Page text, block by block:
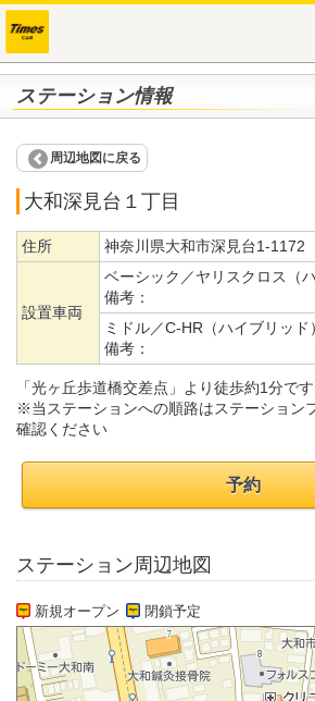
ステーション情報
周辺地図に戻る
大和深見台１丁目
住所 神奈川県大和市深見台1-1172
設置車両
ベーシック／ヤリスクロス（
備考：
ミドル／C-HR（ハイブリッド）
備考：
「光ヶ丘歩道橋交差点」より徒歩約1分です
※当ステーションへの順路はステーション
確認ください
予約
ステーション周辺地図
新規オープン 閉鎖予定